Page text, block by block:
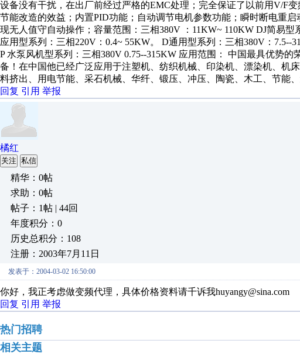
设备没有干扰，在出厂前经过严格的EMC处理；完全保证了以前用V/F
节能改造的效益；内置PID功能；自动调节电机参数功能；瞬时断电重
现无人值守自动操作；容量范围：三相380V ：11KW~ 110KW DJ简易
应用型系列：三相220V：0.4~ 55KW。 D通用型系列：三相380V：7.5--
P 水泵风机型系列：三相380V 0.75--315KW 应用范围： 中国最具优势
备！在中国他已经广泛应用于注塑机、纺织机械、印染机、漂染机、机
料挤出、用电节能、采石机械、华纤、锻压、冲压、陶瓷、木工、节能
回复 引用 举报
橘红
关注 私信
精华：0帖
求助：0帖
帖子：1帖 | 44回
年度积分：0
历史总积分：108
注册：2003年7月11日
发表于：2004-03-02 16:50:00
你好，我正考虑做变频代理，具体价格资料请千诉我huyangy@sina.com
回复 引用 举报
热门招聘
相关主题